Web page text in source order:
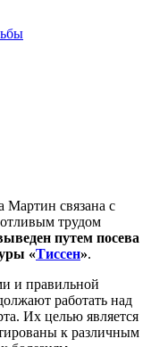
Мартин связана с
трудом
путем посева
«Тиссен».
и правильной
работать над
Их целью является
к различным